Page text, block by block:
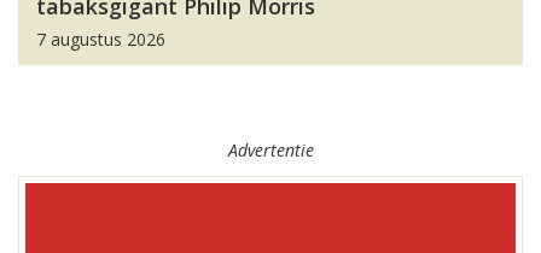
tabaksgigant Philip Morris
7 augustus 2026
Advertentie